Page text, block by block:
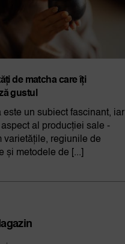
de matcha care îți
gustul
este un subiect fascinant, iar
al producției sale -
varietățile, regiunile de
și metodele de [...]